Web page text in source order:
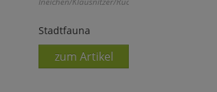
Stadtfauna
zum Artikel